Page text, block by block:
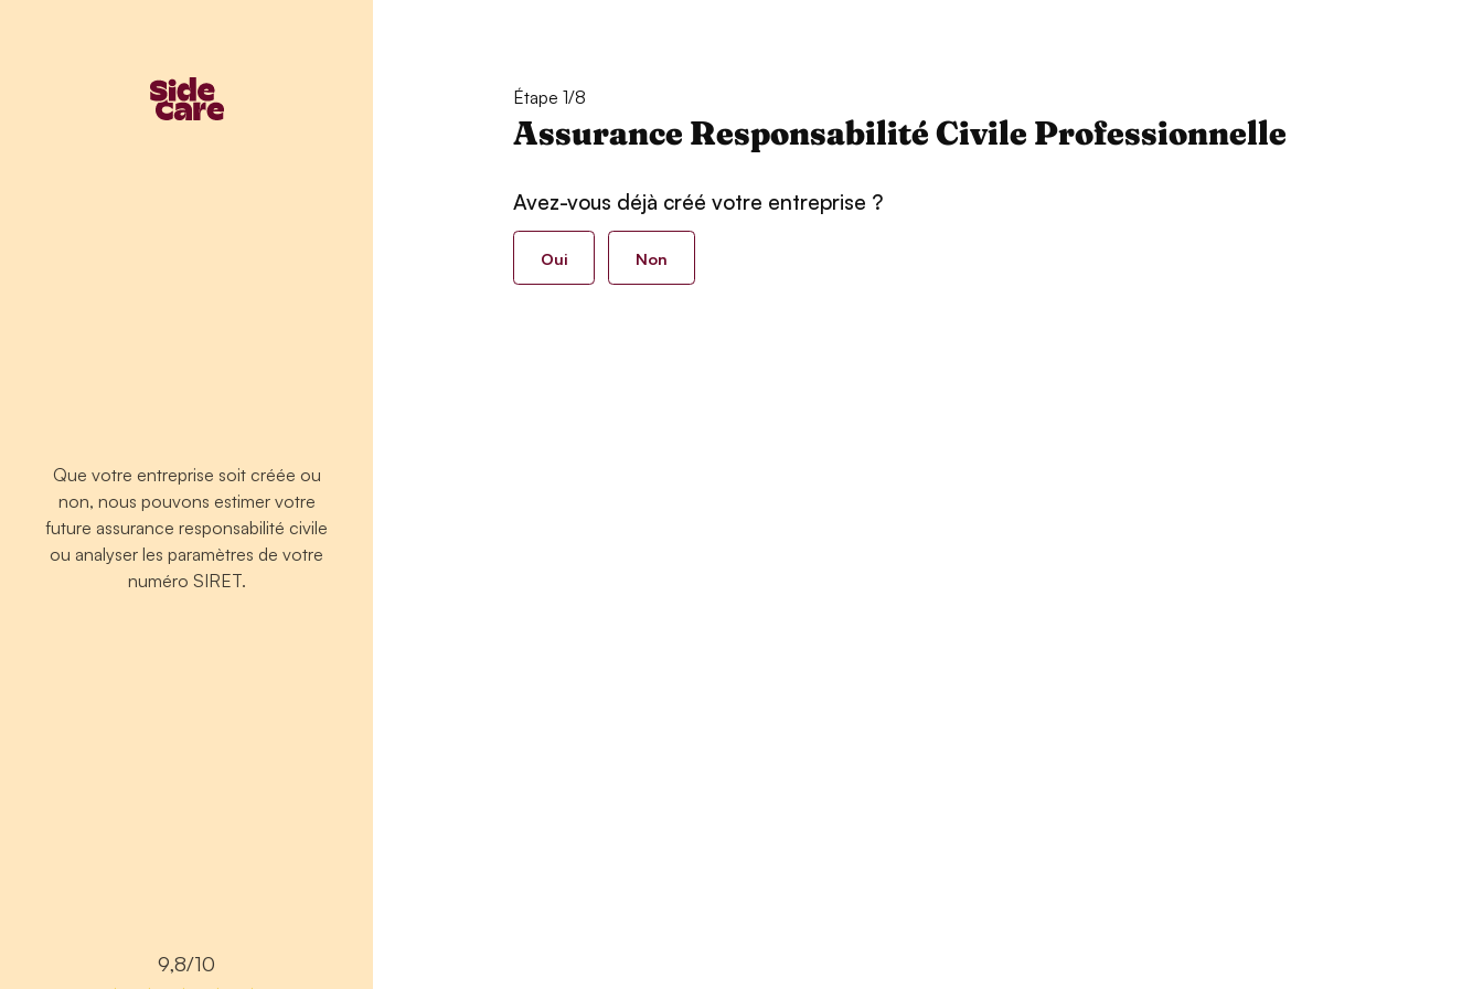
Que votre entreprise soit créée ou
non, nous pouvons estimer votre
future assurance responsabilité civile
ou analyser les paramètres de votre
numéro SIRET.
9,8/10
Étape 1/8
Assurance Responsabilité Civile Professionnelle
Avez-vous déjà créé votre entreprise ?
Oui Non